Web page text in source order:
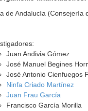
de Andalucía (Consejería
Juan Andivia Gómez
José Manuel Begines
José Antonio Cienfuegos
Ninfa Criado Martínez
Juan Frau García
Francisco García Morilla